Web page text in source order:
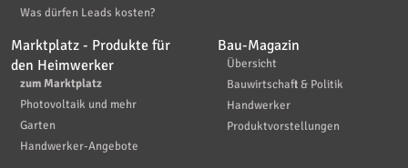
Was dürfen Leads kosten?
Marktplatz - Produkte für
den Heimwerker
zum Marktplatz
Photovoltaik und mehr
Garten
Handwerker-Angebote
Bau-Magazin
Übersicht
Bauwirtschaft & Politik
Handwerker
Produktvorstellungen